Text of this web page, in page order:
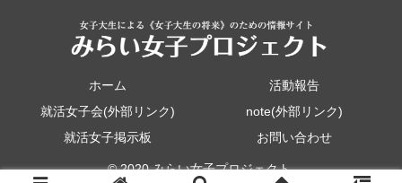
ホーム
活動報告
就活女子会(外部リンク)
note(外部リンク)
就活女子掲示板
お問い合わせ
© 2020 みらい女子プロジェクト.